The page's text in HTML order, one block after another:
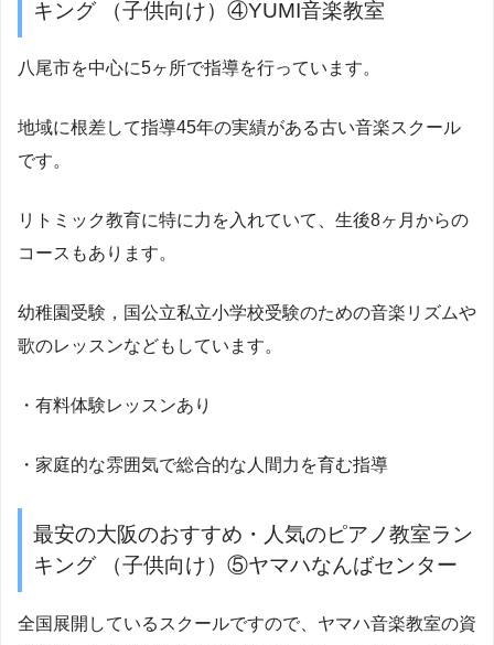
キング （子供向け）④YUMI音楽教室
八尾市を中心に5ヶ所で指導を行っています。
地域に根差して指導45年の実績がある古い音楽スクール
です。
リトミック教育に特に力を入れていて、生後8ヶ月からの
コースもあります。
幼稚園受験，国公立私立小学校受験のための音楽リズムや
歌のレッスンなどもしています。
・有料体験レッスンあり
・家庭的な雰囲気で総合的な人間力を育む指導
最安の大阪のおすすめ・人気のピアノ教室ラン
キング （子供向け）⑤ヤマハなんばセンター
全国展開しているスクールですので、ヤマハ音楽教室の資